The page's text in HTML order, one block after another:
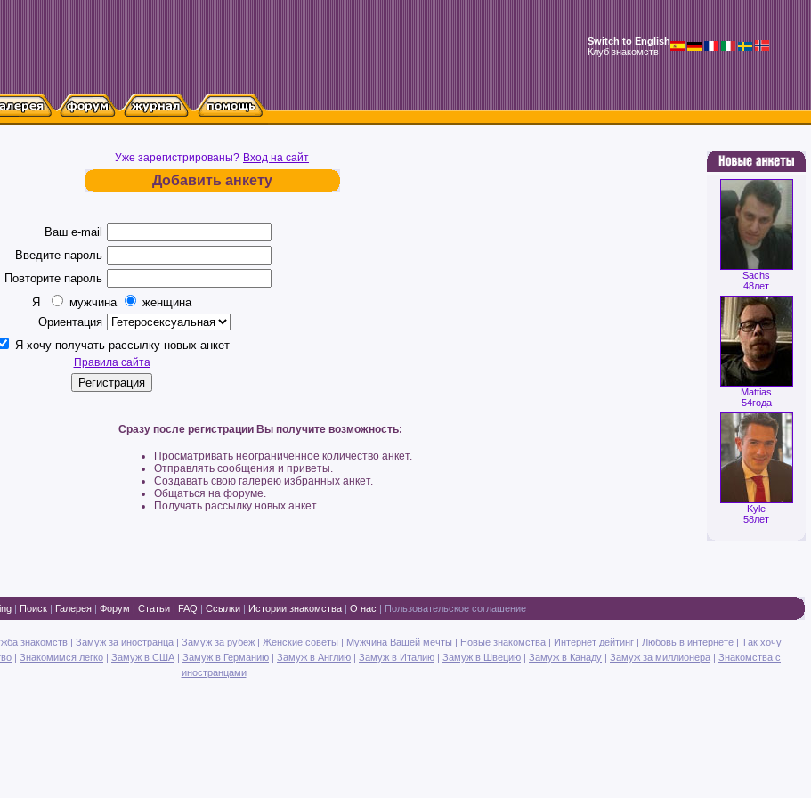
Switch to English
Клуб знакомств
Уже зарегистрированы? Вход на сайт
Sachs
48лет
Mattias
54года
Kyle
58лет
Добавить анкету
Ваш e-mail
Введите пароль
Повторите пароль
Я
мужчина
женщина
Ориентация
Я хочу получать рассылку новых анкет
Правила сайта
Сразу после регистрации Вы получите возможность:
Просматривать неограниченное количество анкет.
Oтправлять сообщения и приветы.
Cоздавать свою галерею избранных анкет.
Oбщаться на форуме.
Получать рассылку новых анкет.
| Поиск | Галерея | Форум | Статьи | FAQ | Ссылки | Истории знакомства | О нас | Пользовательское соглашение
знакомств| Замуж за иностранца| Замуж за рубеж| Женские советы | Мужчина Вашей мечты | Новые знакомства| Интернет дейтинг| Любовь в интернете| Так хочу
| Знакомимся легко | Замуж в США | Замуж в Германию | Замуж в Англию | Замуж в Италию | Замуж в Швецию | Замуж в Канаду | Замуж за миллионера | Знакомства с
иностранцами